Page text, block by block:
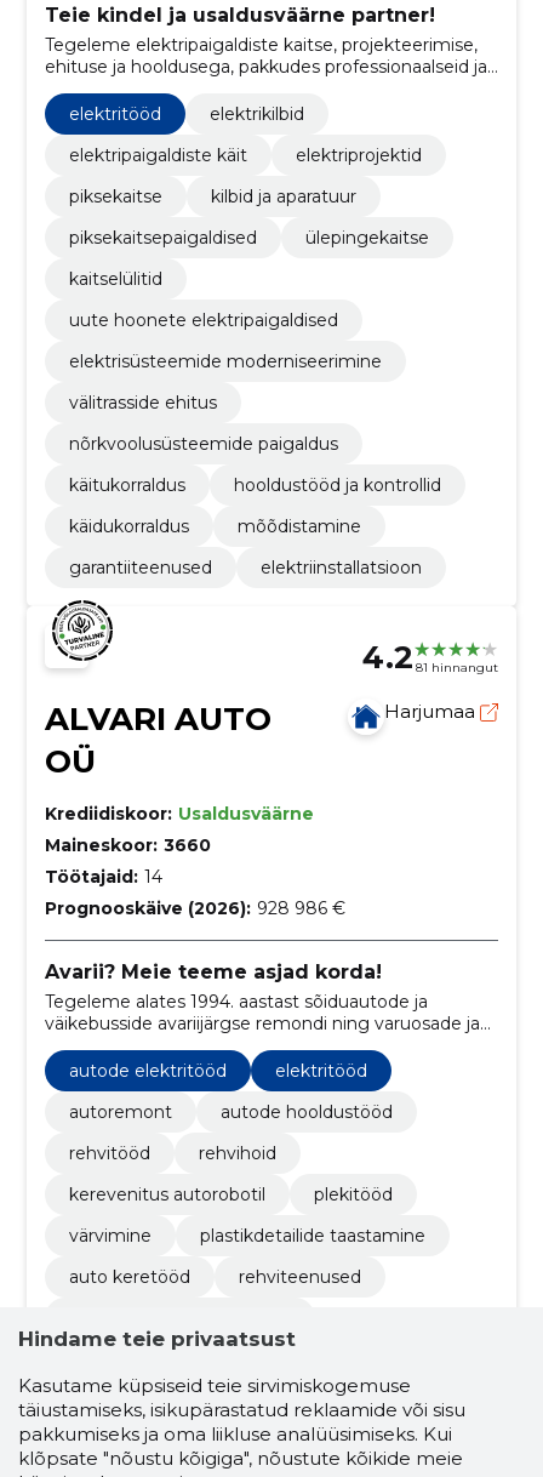
Teie kindel ja usaldusväärne partner!
Tegeleme elektripaigaldiste kaitse, projekteerimise,
ehituse ja hooldusega, pakkudes professionaalseid ja
usaldusväärseid lahendusi klientidele.
elektritööd
elektrikilbid
elektripaigaldiste käit
elektriprojektid
piksekaitse
kilbid ja aparatuur
piksekaitsepaigaldised
ülepingekaitse
kaitselülitid
uute hoonete elektripaigaldised
elektrisüsteemide moderniseerimine
välitrasside ehitus
nõrkvoolusüsteemide paigaldus
käitukorraldus
hooldustööd ja kontrollid
käidukorraldus
mõõdistamine
garantiiteenused
elektriinstallatsioon
4.2 81 hinnangut
ALVARI AUTO
OÜ
Harjumaa
Krediidiskoor: Usaldusväärne
Maineskoor: 3660
Töötajaid: 14
Prognooskäive (2026): 928 986 €
Avarii? Meie teeme asjad korda!
Tegeleme alates 1994. aastast sõiduautode ja
väikebusside avariijärgse remondi ning varuosade ja
tarvikute müügiga.
autode elektritööd
elektritööd
autoremont
autode hooldustööd
rehvitööd
rehvihoid
kerevenitus autorobotil
plekitööd
värvimine
plastikdetailide taastamine
auto keretööd
rehviteenused
plekkide eemaldamine autodel
sõiduki värvimisteenused
Hindame teie privaatsust
Kasutame küpsiseid teie sirvimiskogemuse
täiustamiseks, isikupärastatud reklaamide või sisu
pakkumiseks ja oma liikluse analüüsimiseks. Kui
klõpsate "nõustu kõigiga", nõustute kõikide meie